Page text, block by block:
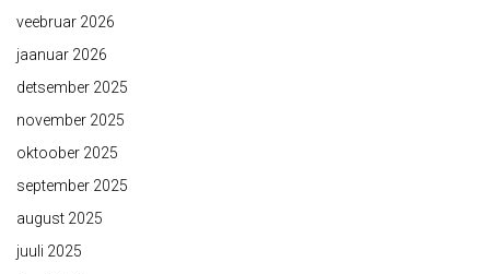
veebruar 2026
jaanuar 2026
detsember 2025
november 2025
oktoober 2025
september 2025
august 2025
juuli 2025